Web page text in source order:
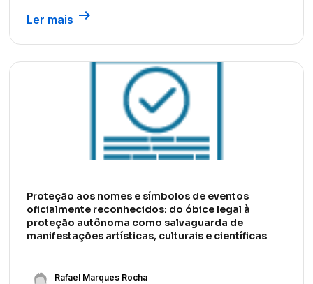
Ler mais arrow_right_alt
Proteção aos nomes e símbolos de eventos
oficialmente reconhecidos: do óbice legal à
proteção autônoma como salvaguarda de
manifestações artísticas, culturais e científicas
Rafael Marques Rocha